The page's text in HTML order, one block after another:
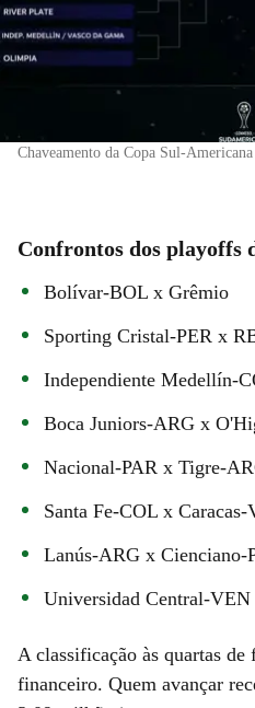
Chaveamento da Copa Sul-
Confrontos dos playoffs
Bolívar-BOL x Grêmio
Sporting Cristal-PER x
Independiente Medellín-
Boca Juniors-ARG x
Nacional-PAR x Tigre-
Santa Fe-COL x
Lanús-ARG x Cienciano-
Universidad Central-VEN
A classificação às quartas
financeiro. Quem avançar